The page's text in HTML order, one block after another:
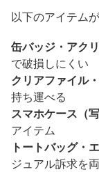
以下のアイテム
缶バッジ・アク
で破損しにくい
クリアファイル
持ち運べる
スマホケース（
アイテム
トートバッグ・
ジュアル訴求を